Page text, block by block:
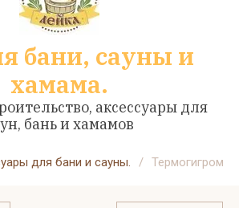
бани, сауны и
хамама.
аксессуары для
бань и хамамов
для бани и сауны. /